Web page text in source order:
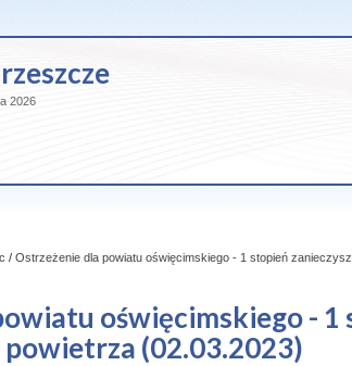
2026
/ Ostrzeżenie dla powiatu oświęcimskiego - 1 stopień
oświęcimskiego - 1
powietrza (02.03.2023)